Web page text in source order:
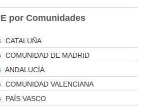
por Comunidades
CATALUÑA
COMUNIDAD DE MADRID
ANDALUCÍA
COMUNIDAD VALENCIANA
PAÍS VASCO